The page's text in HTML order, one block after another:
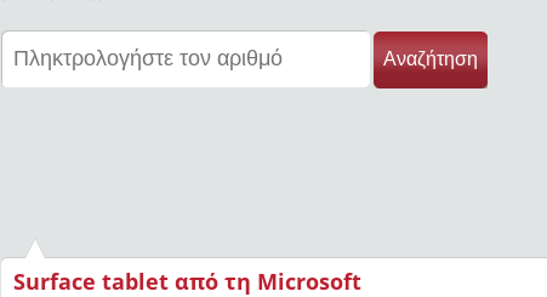
Αναζήτηση
Surface tablet από τη Microsoft